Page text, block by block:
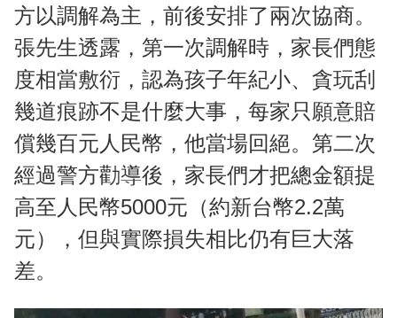
方以調解為主，前後安排了兩次協商。
張先生透露，第一次調解時，家長們態
度相當敷衍，認為孩子年紀小、貪玩刮
幾道痕跡不是什麼大事，每家只願意賠
償幾百元人民幣，他當場回絕。第二次
經過警方勸導後，家長們才把總金額提
高至人民幣5000元（約新台幣2.2萬
元），但與實際損失相比仍有巨大落
差。